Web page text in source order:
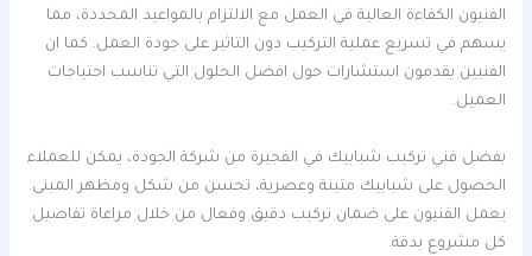
الفنيون الكفاءة العالية في العمل مع الالتزام بالمواعيد المحددة، مما
يسهم في تسريع عملية التركيب دون التاثير على جودة العمل. كما ان
الفنيين يقدمون استشارات حول افضل الحلول التي تناسب احتياجات
العميل.
بفضل فني تركيب شبابيك في الفجيرة من شركة الجودة، يمكن للعملاء
الحصول على شبابيك متينة وعصرية، تحسن من شكل ومظهر المبنى.
يعمل الفنيون على ضمان تركيب دقيق وفعال من خلال مراعاة تفاصيل
كل مشروع بدقة.